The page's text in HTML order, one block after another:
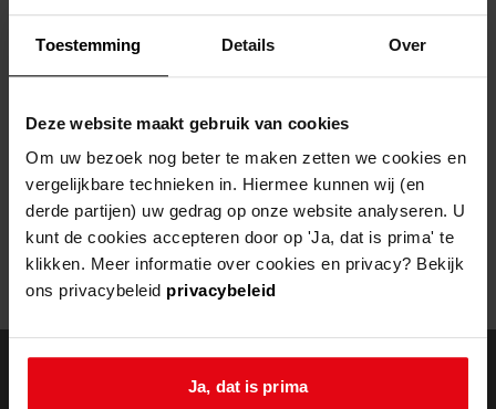
Toestemming Details Over
Deze website maakt gebruik van cookies
Om uw bezoek nog beter te maken zetten we cookies en
vergelijkbare technieken in. Hiermee kunnen wij (en
derde partijen) uw gedrag op onze website analyseren. U
kunt de cookies accepteren door op 'Ja, dat is prima' te
klikken. Meer informatie over cookies en privacy? Bekijk
ons privacybeleid privacybeleid
Ja, dat is prima
Helaas, er is een fout opgetreden
Mogelijk kunt u deze pagina niet bezoeken door:
een verouderde bladwijzer/favoriet
een zoekmachine heeft eenverouderde lijst van de website
eenfout getyptadres